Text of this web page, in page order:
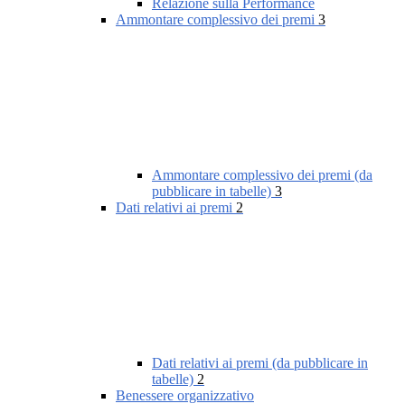
Relazione sulla Performance
Ammontare complessivo dei premi 3
Ammontare complessivo dei premi (da
pubblicare in tabelle) 3
Dati relativi ai premi 2
Dati relativi ai premi (da pubblicare in
tabelle) 2
Benessere organizzativo